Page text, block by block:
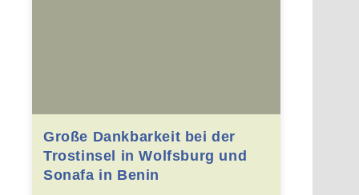
Große Dankbarkeit bei der
Trostinsel in Wolfsburg und
Sonafa in Benin